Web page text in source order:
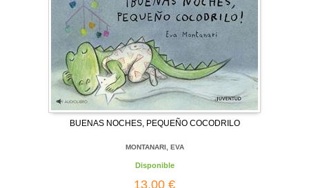
BUENAS NOCHES, PEQUEÑO COCODRILO
MONTANARI, EVA
Disponible
13,00 €